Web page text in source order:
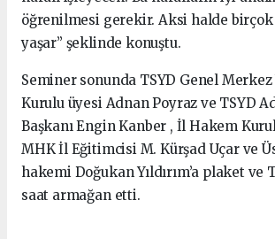
öğrenilmesi gerekir. Aksi halde birçok
yaşar” şeklinde konuştu.
Seminer sonunda TSYD Genel
Kurulu üyesi Adnan Poyraz ve TSYD
Başkanı Engin Kanber , İl Hakem
MHK İl Eğitimcisi M. Kürşad Uçar ve
hakemi Doğukan Yıldırım’a plaket ve
saat armağan etti.